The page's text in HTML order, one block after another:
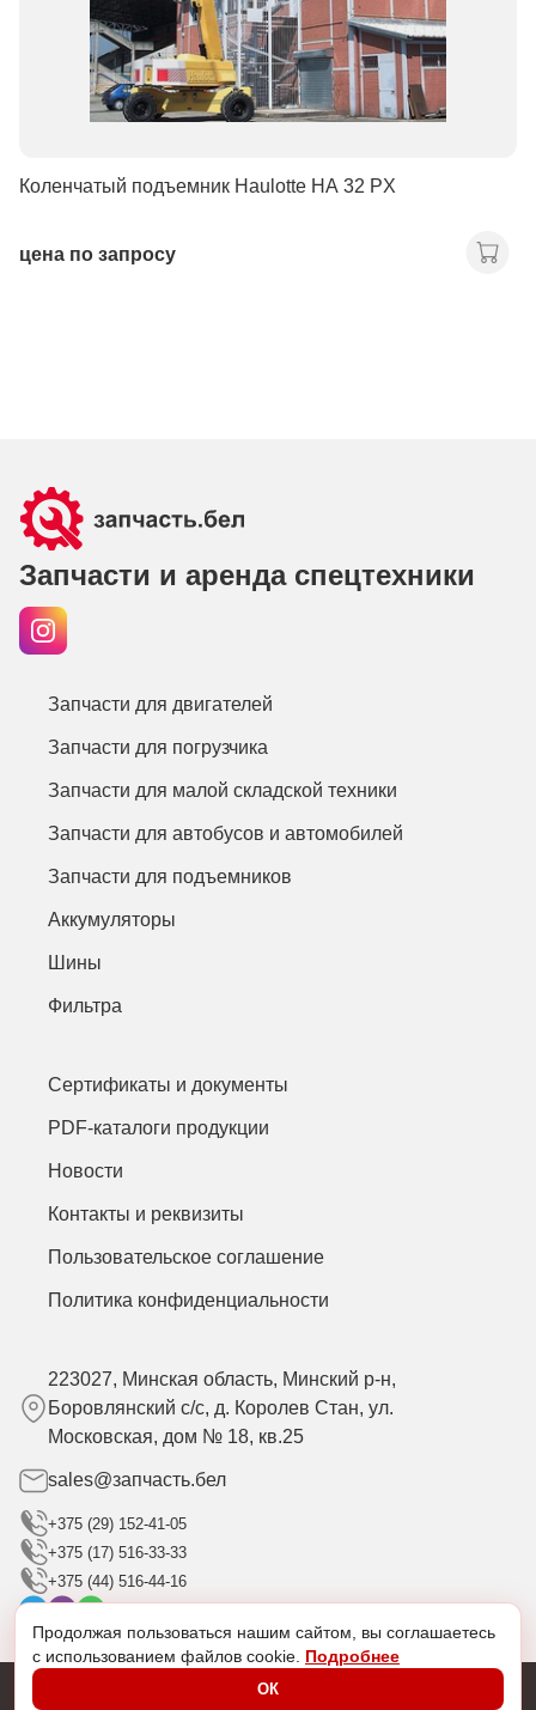
Коленчатый подъемник Haulotte HA 32 PX
цена по запросу
Запчасти и аренда спецтехники
Запчасти для двигателей
Запчасти для погрузчика
Запчасти для малой складской техники
Запчасти для автобусов и автомобилей
Запчасти для подъемников
Аккумуляторы
Шины
Фильтра
Сертификаты и документы
PDF-каталоги продукции
Новости
Контакты и реквизиты
Пользовательское соглашение
Политика конфиденциальности
223027, Минская область, Минский р-н,
Боровлянский с/с, д. Королев Стан, ул.
Московская, дом № 18, кв.25
sales@запчасть.бел
+375 (29) 152-41-05
+375 (17) 516-33-33
+375 (44) 516-44-16
Продолжая пользоваться нашим сайтом, вы соглашаетесь
с использованием файлов cookie. Подробнее
ОК